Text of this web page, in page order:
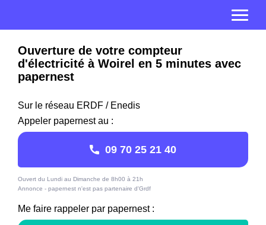
Ouverture de votre compteur
d'électricité à Woirel en 5 minutes avec
papernest
Sur le réseau ERDF / Enedis
Appeler papernest au :
09 70 25 21 40
Ouvert du Lundi au Dimanche de 8h00 à 21h
Annonce - papernest n'est pas partenaire d'Grdf
Me faire rappeler par papernest :